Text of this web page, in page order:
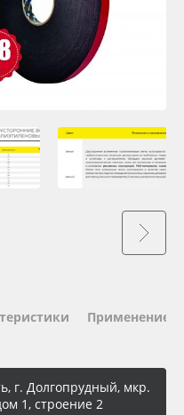
Применение
г. Долгопрудный, мкр.
1, строение 2